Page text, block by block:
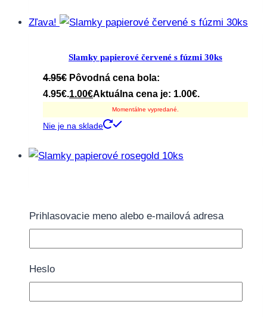
Zľava!
Slamky papierové červené s fúzmi 30ks
4.95€ Pôvodná cena bola:
4.95€.1.00€Aktuálna cena je: 1.00€.
Momentálne vypredané.
Nie je na sklade
2.50 €
Momentálne vypredané.
Zľava!
Prihlasovacie meno alebo e-mailová adresa
Heslo